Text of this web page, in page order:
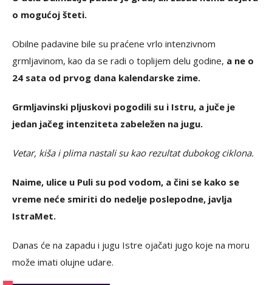
o mogućoj šteti.
Obilne padavine bile su praćene vrlo intenzivnom
grmljavinom, kao da se radi o toplijem delu godine, a ne o
24 sata od prvog dana kalendarske zime.
Grmljavinski pljuskovi pogodili su i Istru, a juče je
jedan jačeg intenziteta zabeležen na jugu.
Vetar, kiša i plima nastali su kao rezultat dubokog ciklona.
Naime, ulice u Puli su pod vodom, a čini se kako se
vreme neće smiriti do nedelje poslepodne, javlja
IstraMet.
Danas će na zapadu i jugu Istre ojačati jugo koje na moru
može imati olujne udare.